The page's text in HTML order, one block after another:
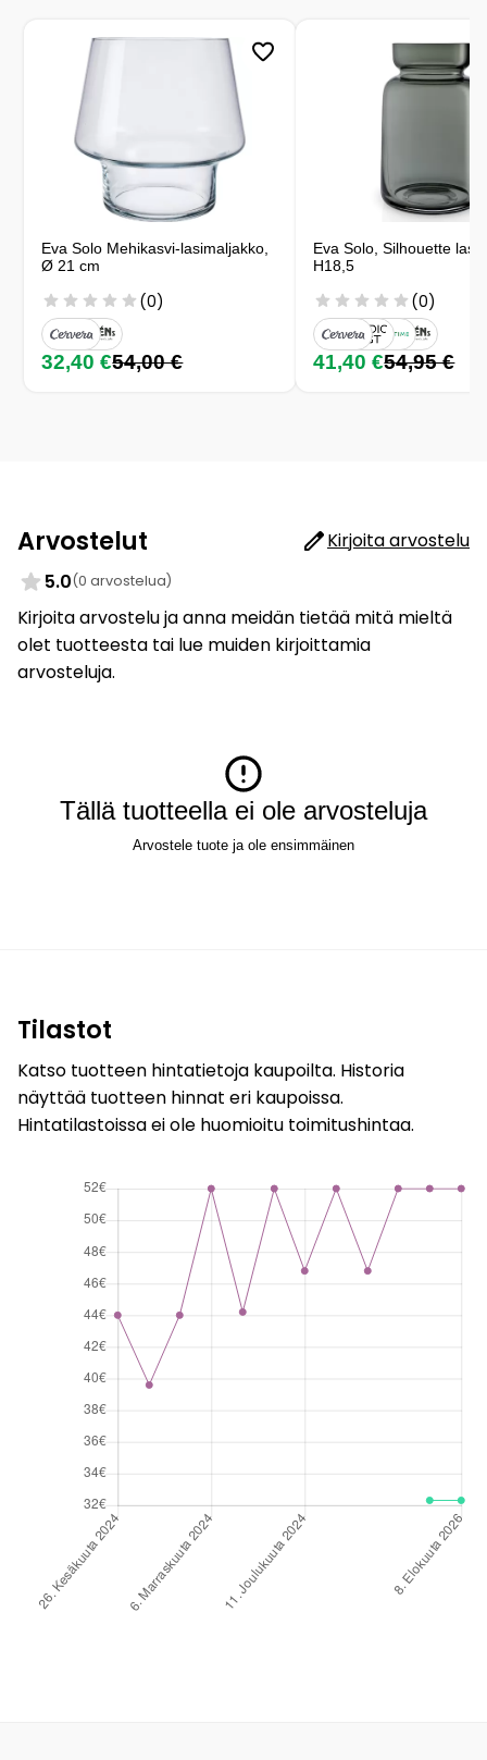
Eva Solo Mehikasvi-lasimaljakko,
Ø 21 cm
(0)
32,40 €54,00 €
Eva Solo, Silhouette
H18,5
(0)
41,40 €54,95 €
Arvostelut
Kirjoita arvostelu
5.0(0 arvostelua)
Kirjoita arvostelu ja anna meidän tietää mitä mieltä
olet tuotteesta tai lue muiden kirjoittamia
arvosteluja.
Tällä tuotteella ei ole arvosteluja
Arvostele tuote ja ole ensimmäinen
Tilastot
Katso tuotteen hintatietoja kaupoilta. Historia
näyttää tuotteen hinnat eri kaupoissa.
Hintatilastoissa ei ole huomioitu toimitushintaa.